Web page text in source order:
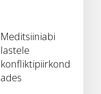
Meditsiiniabi
lastele
konfliktipiirkond
ades